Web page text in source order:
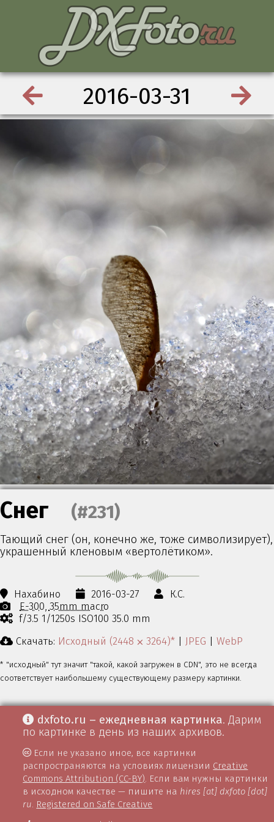
2016-03-31
Снег (#231)
Тающий снег (он, конечно же, тоже символизирует),
украшенный кленовым «вертолётиком».
Нахабино 2016-03-27
К.С.
E-300 35mm macro
f/3.5 1/1250s ISO100 35.0 mm
Скачать: Исходный (2448 ⨉ 3264)* JPEG WebP
* "исходный" тут значит "такой, какой загружен в CDN", это не всегда
соответствует наибольшему существующему размеру картинки.
dxfoto.ru – ежедневная картинка. Дарим
по картинке в день из наших архивов.
Если не указано иное, все картинки
распространяются на условиях лицензии Creative
Commons Attribution (CC-BY). Если вам нужны картинки
в исходном качестве — пишите на hires [at] dxfoto [dot]
ru. Registered on Safe Creative